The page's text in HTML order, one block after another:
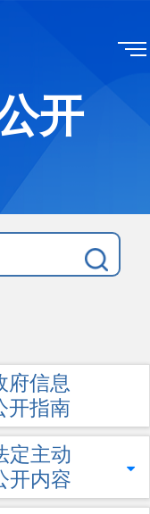
开
府信息
开指南
定主动
开内容